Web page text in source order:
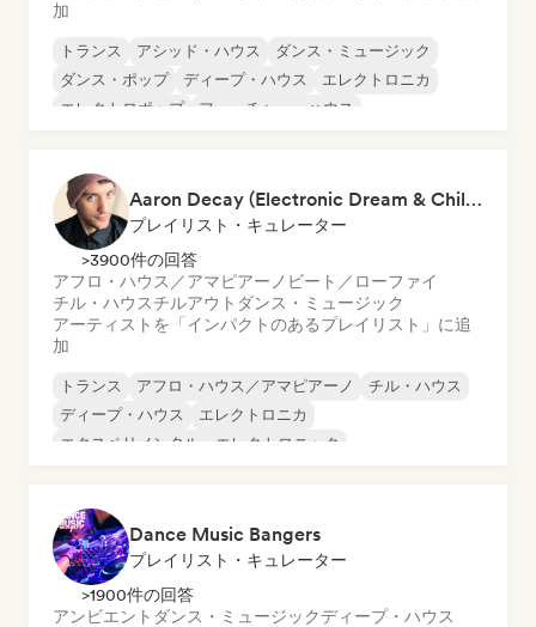
加
トランス アシッド・ハウス
ダンス・ミュージック
ダンス・ポップ
ディープ・ハウス
エレクトロニカ
エレクトロポップ
フューチャー・ハウス
Aaron Decay (Electronic Dream & Chill Electronic Dream playlists)
プレイリスト・キュレーター
>3900件の回答
アフロ・ハウス／アマピアーノ ビート／ローファイ
チル・ハウスチルアウト ダンス・ミュージック
アーティストを「インパクトのあるプレイリスト」に追
加
トランス アフロ・ハウス／アマピアーノ
チル・ハウス
ディープ・ハウス
エレクトロニカ
エクスペリメンタル・エレクトロニック
Dance Music Bangers
プレイリスト・キュレーター
>1900件の回答
アンビエント ダンス・ミュージックディープ・ハウス